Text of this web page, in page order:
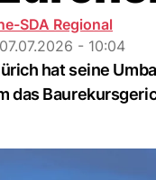
SDA Regional
07.07.2026 - 10:04
hat seine
das